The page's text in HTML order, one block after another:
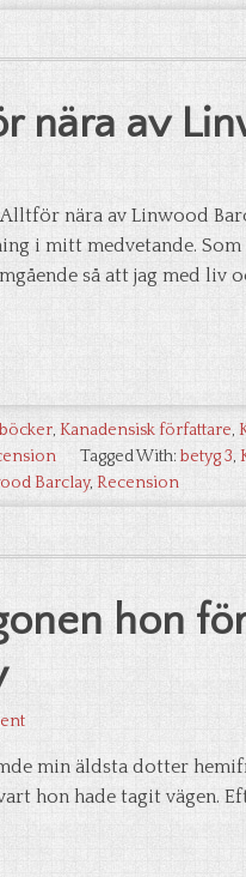
nära av
nära av Linwood
i mitt medvetande.
så att jag med liv
, Kanadensisk författare,
Tagged With:betyg 3,
Barclay, Recension
hon
min äldsta dotter
hon hade tagit vägen.